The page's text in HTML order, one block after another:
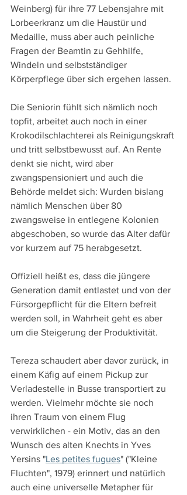
Weinberg) für ihre 77 Lebensjahre mit
Lorbeerkranz um die Haustür und
Medaille, muss aber auch peinliche
Fragen der Beamtin zu Gehhilfe,
Windeln und selbstständiger
Körperpflege über sich ergehen lassen.
Die Seniorin fühlt sich nämlich noch
topfit, arbeitet auch noch in einer
Krokodilschlachterei als Reinigungskraft
und tritt selbstbewusst auf. An Rente
denkt sie nicht, wird aber
zwangspensioniert und auch die
Behörde meldet sich: Wurden bislang
nämlich Menschen über 80
zwangsweise in entlegene Kolonien
abgeschoben, so wurde das Alter dafür
vor kurzem auf 75 herabgesetzt.
Offiziell heißt es, dass die jüngere
Generation damit entlastet und von der
Fürsorgepflicht für die Eltern befreit
werden soll, in Wahrheit geht es aber
um die Steigerung der Produktivität.
Tereza schaudert aber davor zurück, in
einem Käfig auf einem Pickup zur
Verladestelle in Busse transportiert zu
werden. Vielmehr möchte sie noch
ihren Traum von einem Flug
verwirklichen - ein Motiv, das an den
Wunsch des alten Knechts in Yves
Yersins "Les petites fugues" ("Kleine
Fluchten", 1979) erinnert und natürlich
auch eine universelle Metapher für